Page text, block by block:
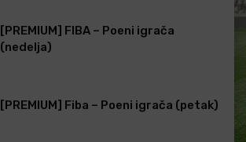
[PREMIUM] FIBA – Poeni igrača
(nedelja)
[PREMIUM] Fiba – Poeni igrača (petak)